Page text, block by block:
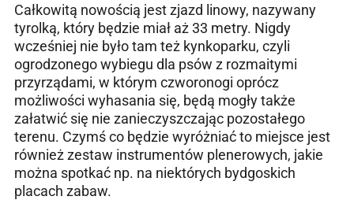
Całkowitą nowością jest zjazd linowy, nazywany
tyrolką, który będzie miał aż 33 metry. Nigdy
wcześniej nie było tam też kynkoparku, czyli
ogrodzonego wybiegu dla psów z rozmaitymi
przyrządami, w którym czworonogi oprócz
możliwości wyhasania się, będą mogły także
załatwić się nie zanieczyszczając pozostałego
terenu. Czymś co będzie wyróżniać to miejsce jest
również zestaw instrumentów plenerowych, jakie
można spotkać np. na niektórych bydgoskich
placach zabaw.